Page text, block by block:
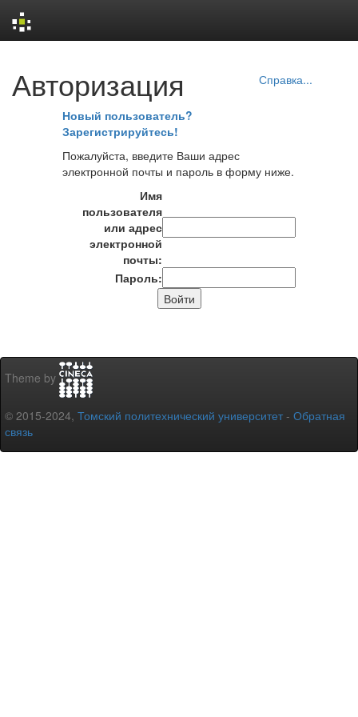
navigation
Авторизация Справка...
Новый пользователь?
Зарегистрируйтесь!
Пожалуйста, введите Ваши адрес
электронной почты и пароль в форму ниже.
Имя
пользователя
или адрес
электронной
почты:
Пароль:
Theme by
© 2015-2024, Томский политехнический университет - Обратная
связь